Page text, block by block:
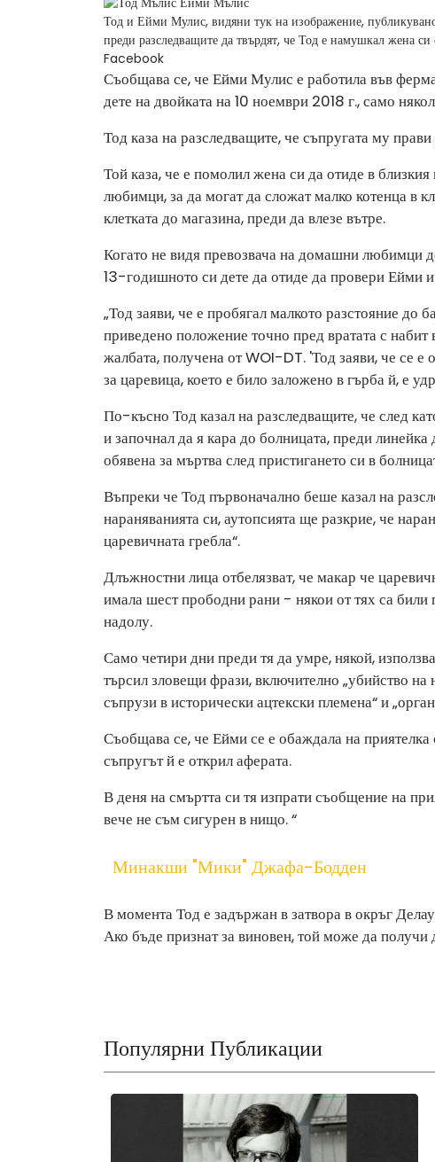
Тод и Ейми Мулис, видяни тук на изображение,
преди разследващите да твърдят, че Тод е намушкал жена
Facebook
Съобщава се, че Ейми Мулис е работила във
дете на двойката на 10 ноември 2018 г., само
Тод каза на разследващите, че съпругата му
Той каза, че е помолил жена си да отиде в
любимци, за да могат да сложат малко котенца в
клетката до магазина, преди да влезе вътре.
Когато не видя превозвача на домашни любимци
13-годишното си дете да отиде да провери Ейми
„Тод заяви, че е пробягал малкото разстояние до
приведено положение точно пред вратата с набит
жалбата, получена от WOI-DT. 'Тод заяви, че се е
за царевица, което е било заложено в гърба й, е
По-късно Тод казал на разследващите, че след
и започнал да я кара до болницата, преди
обявена за мъртва след пристигането си в
Въпреки че Тод първоначално беше казал на
нараняванията си, аутопсията ще разкрие, че
царевичната гребла“.
Длъжностни лица отбелязват, че макар че
имала шест прободни рани - някои от тях са били
надолу.
Само четири дни преди тя да умре, някой,
търсил зловещи фрази, включително „убийство
съпрузи в исторически ацтекски племена“ и
Съобщава се, че Ейми се е обаждала на
съпругът й е открил аферата.
В деня на смъртта си тя изпрати съобщение на
вече не съм сигурен в нищо. “
Минакши "мики" Джафа-Бодден
В момента Тод е задържан в затвора в окръг
Ако бъде признат за виновен, той може да получи
Популярни Публикации